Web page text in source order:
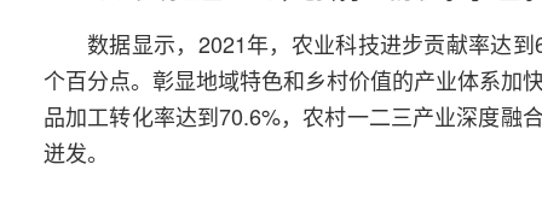
数据显示，2021年，农业科技进步贡献率达
个百分点。彰显地域特色和乡村价值的产业体系加
品加工转化率达到70.6%，农村一二三产业深度融
迸发。